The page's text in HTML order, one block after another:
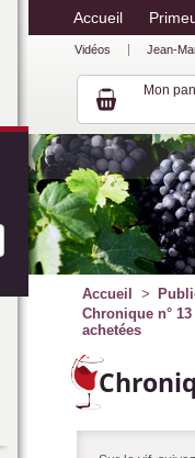
Accueil
Vidéos Jean-
Mon
Accueil
Chronique n°
achetées